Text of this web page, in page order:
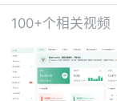
100+个相关视频